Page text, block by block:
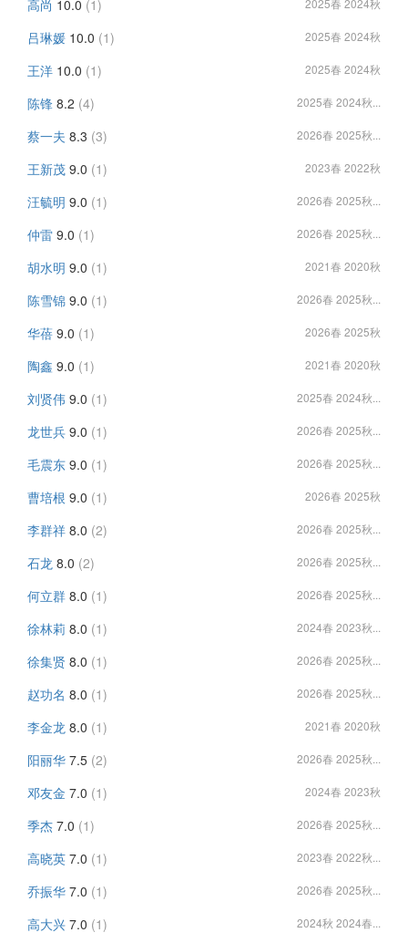
高尚 10.0 (1) 2025春 2024秋
吕琳媛 10.0 (1) 2025春 2024秋
王洋 10.0 (1) 2025春 2024秋
陈锋 8.2 (4) 2025春 2024秋...
蔡一夫 8.3 (3) 2026春 2025秋...
王新茂 9.0 (1) 2023春 2022秋
汪毓明 9.0 (1) 2026春 2025秋...
仲雷 9.0 (1) 2026春 2025秋...
胡水明 9.0 (1) 2021春 2020秋
陈雪锦 9.0 (1) 2026春 2025秋...
华蓓 9.0 (1) 2026春 2025秋
陶鑫 9.0 (1) 2021春 2020秋
刘贤伟 9.0 (1) 2025春 2024秋...
龙世兵 9.0 (1) 2026春 2025秋...
毛震东 9.0 (1) 2026春 2025秋...
曹培根 9.0 (1) 2026春 2025秋
李群祥 8.0 (2) 2026春 2025秋...
石龙 8.0 (2) 2026春 2025秋...
何立群 8.0 (1) 2026春 2025秋...
徐林莉 8.0 (1) 2024春 2023秋...
徐集贤 8.0 (1) 2026春 2025秋...
赵功名 8.0 (1) 2026春 2025秋...
李金龙 8.0 (1) 2021春 2020秋
阳丽华 7.5 (2) 2026春 2025秋...
邓友金 7.0 (1) 2024春 2023秋
季杰 7.0 (1) 2026春 2025秋...
高晓英 7.0 (1) 2023春 2022秋...
乔振华 7.0 (1) 2026春 2025秋...
高大兴 7.0 (1) 2024秋 2024春...